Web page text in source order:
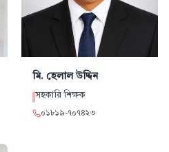
মি. হেলাল উদ্দিন
সহকারি শিক্ষক
০১৮১৯-৭০৭৪২৩